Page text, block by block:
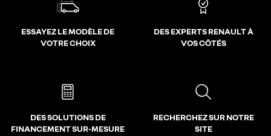
ESSAYEZ LE MODÈLE DE
VOTRE CHOIX
DES EXPERTS RENAULT À
VOS CÔTÉS
DES SOLUTIONS DE
FINANCEMENT SUR-MESURE
RECHERCHEZ SUR NOTRE
SITE